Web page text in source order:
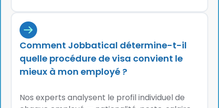
Comment Jobbatical détermine-t-il
quelle procédure de visa convient le
mieux à mon employé ?
Nos experts analysent le profil individuel de